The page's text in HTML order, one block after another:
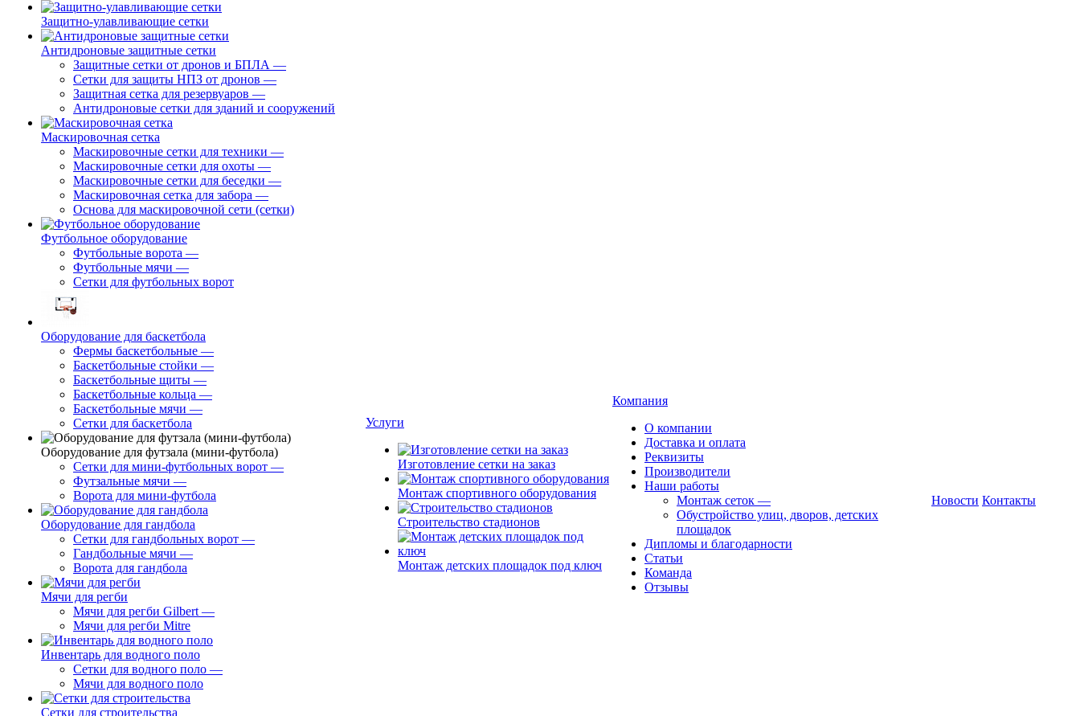
Защитно-улавливающие сетки
Антидроновые защитные сетки
Защитные сетки от дронов и БПЛА —
Сетки для защиты НПЗ от дронов —
Защитная сетка для резервуаров —
Антидроновые сетки для зданий и сооружений
Маскировочная сетка
Маскировочные сетки для техники —
Маскировочные сетки для охоты —
Маскировочные сетки для беседки —
Маскировочная сетка для забора —
Основа для маскировочной сети (сетки)
Футбольное оборудование
Футбольные ворота —
Футбольные мячи —
Сетки для футбольных ворот
Оборудование для баскетбола
Фермы баскетбольные —
Баскетбольные стойки —
Баскетбольные щиты —
Баскетбольные кольца —
Баскетбольные мячи —
Сетки для баскетбола
Оборудование для футзала (мини-футбола)
Сетки для мини-футбольных ворот —
Футзальные мячи —
Ворота для мини-футбола
Оборудование для гандбола
Сетки для гандбольных ворот —
Гандбольные мячи —
Ворота для гандбола
Мячи для регби
Мячи для регби Gilbert —
Мячи для регби Mitre
Инвентарь для водного поло
Сетки для водного поло —
Мячи для водного поло
Сетки для строительства
Услуги
Изготовление сетки на заказ
Монтаж спортивного оборудования
Строительство стадионов
Монтаж детских площадок под ключ
Компания
О компании
Доставка и оплата
Реквизиты
Производители
Наши работы
Монтаж сеток —
Обустройство улиц, дворов, детских
площадок
Дипломы и благодарности
Статьи
Команда
Отзывы
Новости Контакты